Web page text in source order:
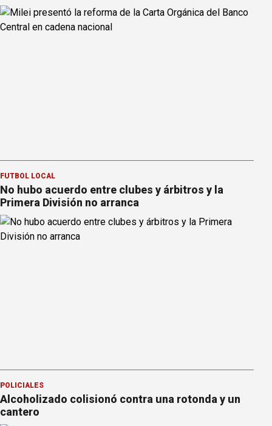
FÚTBOL LOCAL
No hubo acuerdo entre clubes y árbitros y la
Primera División no arranca
POLICIALES
Alcoholizado colisionó contra una rotonda y un
cantero